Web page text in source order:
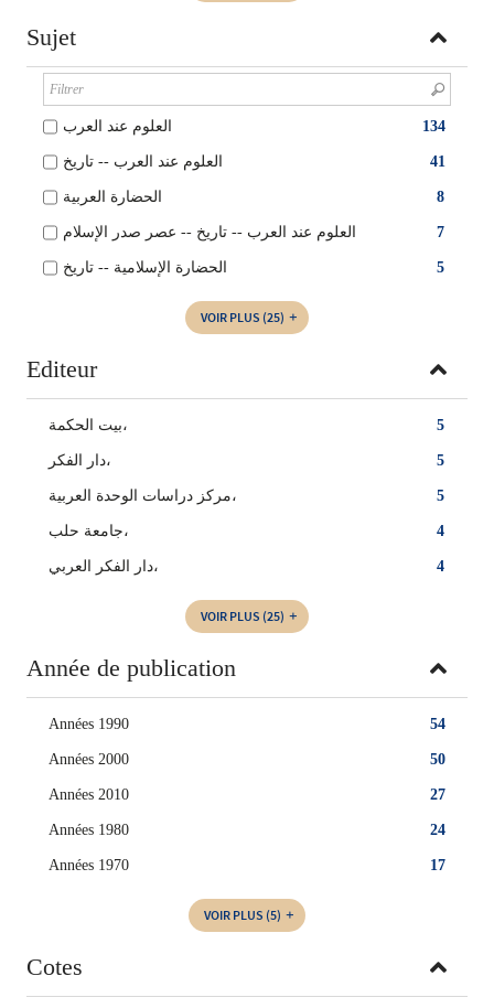
Sujet
134 العلوم عند العرب
41 العلوم عند العرب -- تاريخ
8 الحضارة العربية
7 العلوم عند العرب -- تاريخ -- عصر صدر الإسلام
5 الحضارة الإسلامية -- تاريخ
VOIR PLUS (25)
Editeur
5 بيت الحكمة،
5 دار الفكر،
5 مركز دراسات الوحدة العربية،
4 جامعة حلب،
4 دار الفكر العربي،
VOIR PLUS (25)
Année de publication
54
Années 1990
50
Années 2000
27
Années 2010
24
Années 1980
17
Années 1970
VOIR PLUS (5)
Cotes